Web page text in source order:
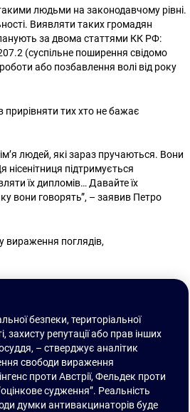
людьми на законодавчому рівні.
Виявляти таких громадян
за двома статтями КК РФ:
(суспільне поширення свідомо
або позбавлення волі від року
прирівняти тих хто не бажає
людей, які зараз пручаються. Вони
підтримується
їх дипломів… Давайте їх
вони говорять”, – заявив Петро
вираження поглядів,
безпеки, територіальної
репутації або прав інших
– стверджує аналітик
свободи вираження
проти Австрії, Фельдек проти
судження”. Реальність
думки антивакцинаторів буде